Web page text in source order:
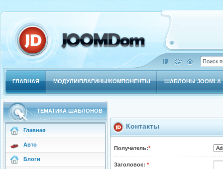
ГЛАВНАЯ МОДУЛИ/ПЛАГИНЫ/КОМПОНЕНТЫ ШАБЛОНЫ JOOMLA
ТЕМАТИКА ШАБЛОНОВ
Главная
Авто
Блоги
Контакты
Получатель:*
Заголовок: *